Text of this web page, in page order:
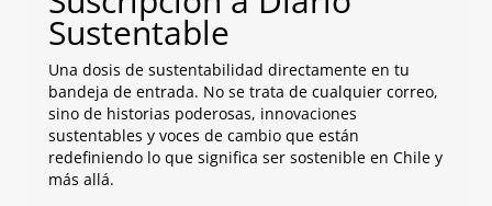
Sustentable
Una dosis de sustentabilidad directamente en tu
bandeja de entrada. No se trata de cualquier correo,
sino de historias poderosas, innovaciones
sustentables y voces de cambio que están
redefiniendo lo que significa ser sostenible en Chile y
más allá.